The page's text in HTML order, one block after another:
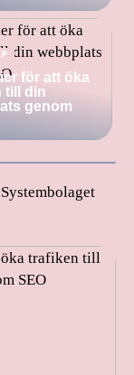
för att öka
till din
genom